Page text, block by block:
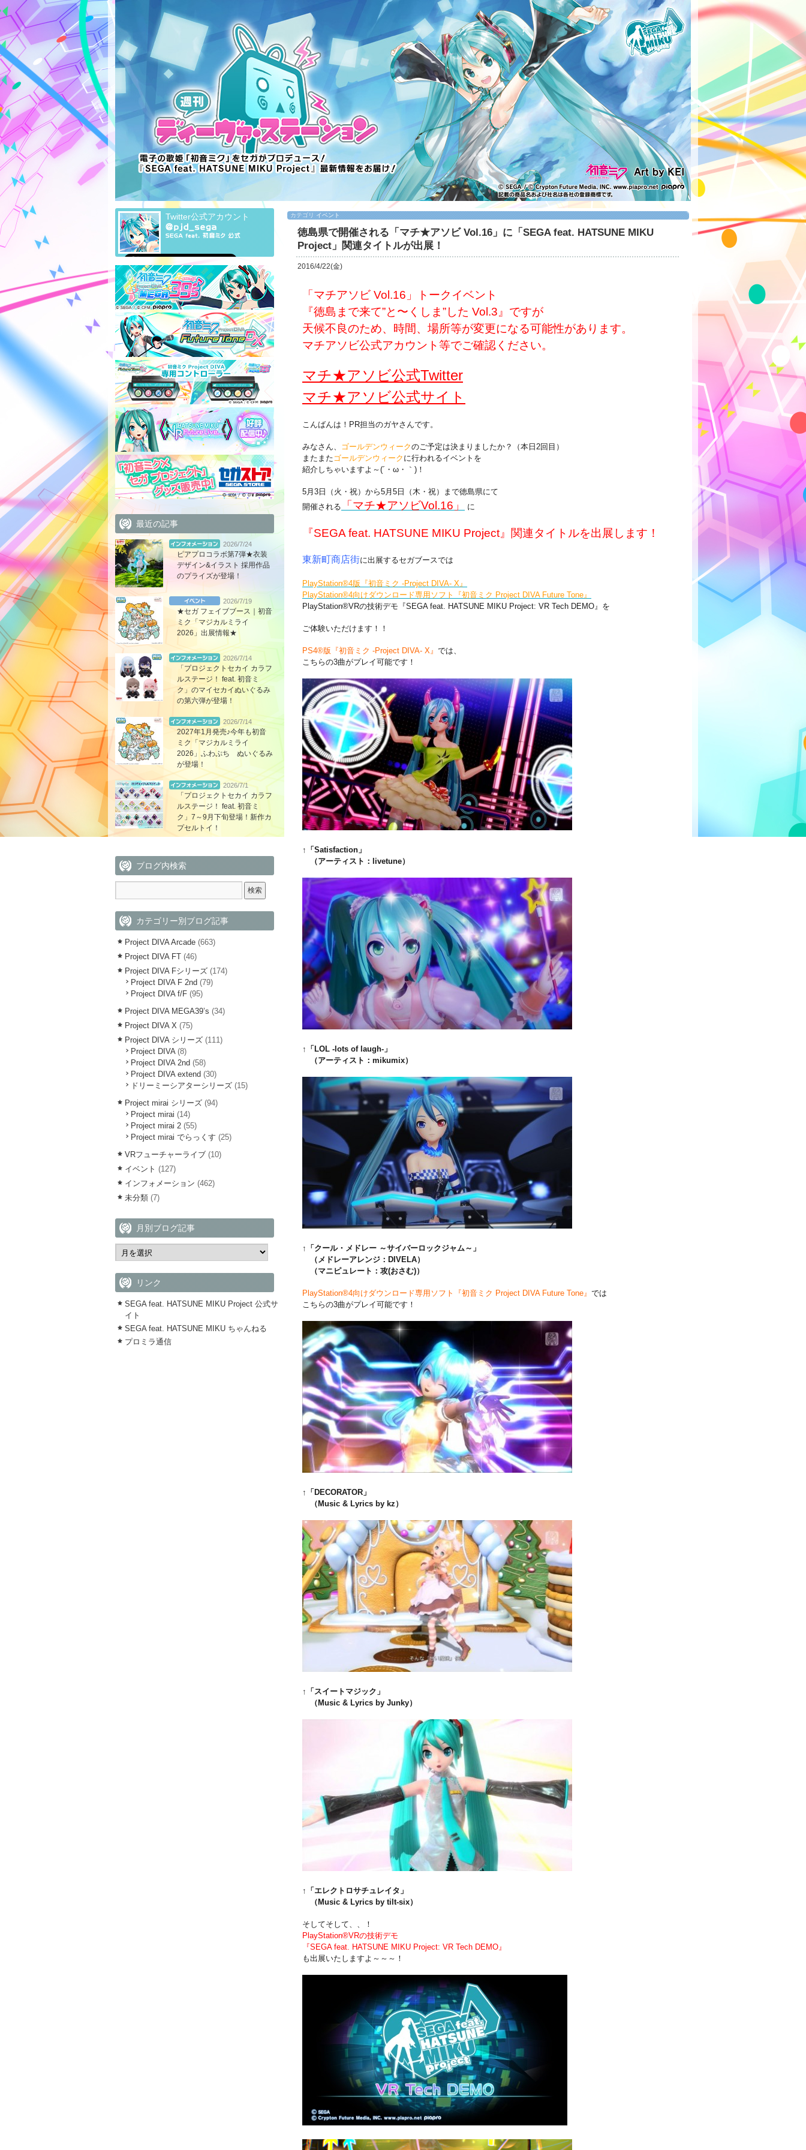
カテゴリ イベント
徳島県で開催される「マチ★アソビ Vol.16」に「SEGA feat. HATSUNE MIKU
Project」関連タイトルが出展！
2016/4/22(金)
「マチアソビ Vol.16」トークイベント
『徳島まで来て”と〜くしま”した Vol.3』ですが
天候不良のため、時間、場所等が変更になる可能性があります。
マチアソビ公式アカウント等でご確認ください。
マチ★アソビ公式Twitter
マチ★アソビ公式サイト
こんばんは！PR担当のガヤさんです。
みなさん、 ゴールデンウィークのご予定は決まりましたか？（本日2回目）
またまたゴールデンウィーク に行われるイベントを
紹介しちゃいますよ～(´・ω・｀)！
5月3日（火・祝）から5月5日（木・祝）まで徳島県にて
開催される
「マチ★アソビVol.16」 に
『SEGA feat. HATSUNE MIKU Project』関連タイトルを出展します！
東新町商店街に出展するセガブースでは
PlayStation®4版『初音ミク -Project DIVA- X』
PlayStation®4向けダウンロード専用ソフト『初音ミク Project DIVA Future Tone』
PlayStation®VRの技術デモ『SEGA feat. HATSUNE MIKU Project: VR Tech DEMO』を
ご体験いただけます！！
PS4®版『初音ミク -Project DIVA- X』 では、
こちらの3曲がプレイ可能です！
↑「Satisfaction」
（アーティスト：livetune）
↑「LOL -lots of laugh-」
（アーティスト：mikumix）
↑「クール・メドレー ～サイバーロックジャム～」
（メドレーアレンジ：DIVELA）
（マニピュレート：攻(おさむ)）
PlayStation®4向けダウンロード専用ソフト『初音ミク Project DIVA Future Tone』 では
こちらの3曲がプレイ可能です！
↑「DECORATOR」
（Music & Lyrics by kz）
↑「スイートマジック」
（Music & Lyrics by Junky）
↑「エレクトロサチュレイタ」
（Music & Lyrics by tilt-six）
そしてそして、、！
PlayStation®VRの技術デモ
『SEGA feat. HATSUNE MIKU Project: VR Tech DEMO』
も出展いたしますよ～～～！
Twitter公式アカウント
最近の記事
2026/7/24
ピアプロコラボ第7弾★衣装
デザイン&イラスト 採用作品
のプライズが登場！
2026/7/19
★セガ フェイブブース｜初音
ミク「マジカルミライ
2026」出展情報★
2026/7/14
「プロジェクトセカイ カラフ
ルステージ！ feat. 初音ミ
ク」のマイセカイぬいぐるみ
の第六弾が登場！
2026/7/14
2027年1月発売♪今年も初音
ミク「マジカルミライ
2026」ふわぷち ぬいぐるみ
が登場！
2026/7/1
「プロジェクトセカイ カラフ
ルステージ！ feat. 初音ミ
ク」7～9月下旬登場！新作カ
プセルトイ！
ブログ内検索
カテゴリー別ブログ記事
Project DIVA Arcade (663)
Project DIVA FT (46)
Project DIVA Fシリーズ (174)
Project DIVA F 2nd (79)
Project DIVA f/F (95)
Project DIVA MEGA39’s (34)
Project DIVA X (75)
Project DIVA シリーズ (111)
Project DIVA(8)
Project DIVA 2nd (58)
Project DIVA extend (30)
ドリーミーシアターシリーズ (15)
Project mirai シリーズ (94)
Project mirai (14)
Project mirai 2 (55)
Project mirai でらっくす (25)
VRフューチャーライブ (10)
イベント (127)
インフォメーション (462)
未分類 (7)
月別ブログ記事
リンク
SEGA feat. HATSUNE MIKU Project 公式サ
イト
SEGA feat. HATSUNE MIKU ちゃんねる
プロミラ通信